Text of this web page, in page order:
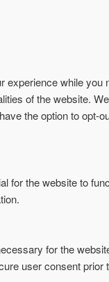
while
of the website.
the option to
for the website to
for the
user consent